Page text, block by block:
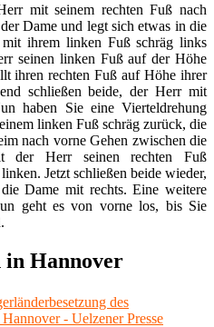
mit seinem rechten Fuß nach
Dame und legt sich etwas in die
ihrem linken Fuß schräg links
seinen linken Fuß auf der Höhe
ihren rechten Fuß auf Höhe ihrer
schließen beide, der Herr mit
haben Sie eine Vierteldrehung
linken Fuß schräg zurück, die
nach vorne Gehen zwischen die
der Herr seinen rechten Fuß
Jetzt schließen beide wieder,
Dame mit rechts. Eine weitere
geht es von vorne los, bis Sie
in Hannover
des
- Uelzener Presse